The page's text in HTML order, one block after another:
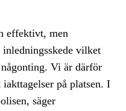
effektivt, men
vilket
Vi är därför
på platsen. I
säger